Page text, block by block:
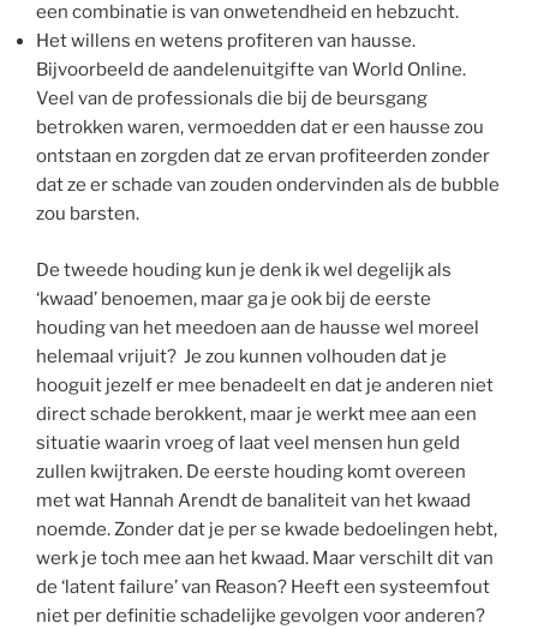
een combinatie is van onwetendheid en hebzucht.
Het willens en wetens profiteren van hausse.
Bijvoorbeeld de aandelenuitgifte van World Online.
Veel van de professionals die bij de beursgang
betrokken waren, vermoedden dat er een hausse zou
ontstaan en zorgden dat ze ervan profiteerden zonder
dat ze er schade van zouden ondervinden als de bubble
zou barsten.
De tweede houding kun je denk ik wel degelijk als
‘kwaad’ benoemen, maar ga je ook bij de eerste
houding van het meedoen aan de hausse wel moreel
helemaal vrijuit? Je zou kunnen volhouden dat je
hooguit jezelf er mee benadeelt en dat je anderen niet
direct schade berokkent, maar je werkt mee aan een
situatie waarin vroeg of laat veel mensen hun geld
zullen kwijtraken. De eerste houding komt overeen
met wat Hannah Arendt de banaliteit van het kwaad
noemde. Zonder dat je per se kwade bedoelingen hebt,
werk je toch mee aan het kwaad. Maar verschilt dit van
de ‘latent failure’ van Reason? Heeft een systeemfout
niet per definitie schadelijke gevolgen voor anderen?